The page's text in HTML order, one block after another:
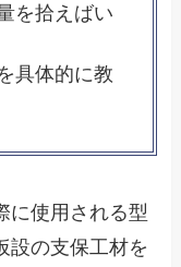
を拾えばい
具体的に教
に使用される型
設の支保工材を